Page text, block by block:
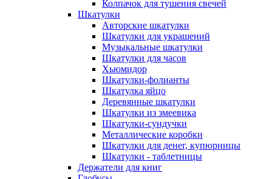
Колпачок для тушения свечей
Шкатулки
Авторские шкатулки
Шкатулки для украшений
Музыкальные шкатулки
Шкатулки для часов
Хьюмидор
Шкатулки-фолианты
Шкатулка яйцо
Деревянные шкатулки
Шкатулки из змеевика
Шкатулки-сундучки
Металлические коробки
Шкатулки для денег, купюрницы
Шкатулки - таблетницы
Держатели для книг